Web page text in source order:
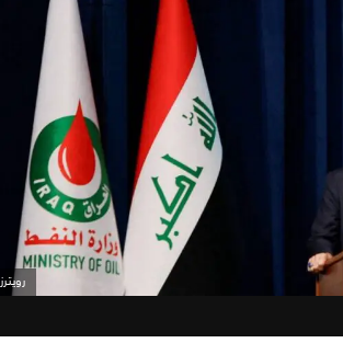
رويترز